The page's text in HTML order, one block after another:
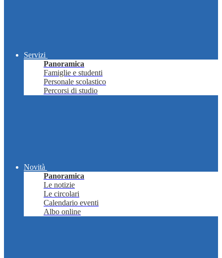
Servizi
Panoramica
Famiglie e studenti
Personale scolastico
Percorsi di studio
Novità
Panoramica
Le notizie
Le circolari
Calendario eventi
Albo online